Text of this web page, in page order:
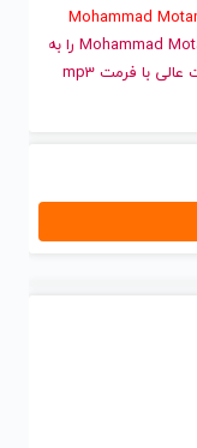
و قدیمی محمد معتمدی | Mohammad Motamedi را به
راحتی و با سرعت بالا گوش دهید و با کیفیت عالی با فرمت mp3